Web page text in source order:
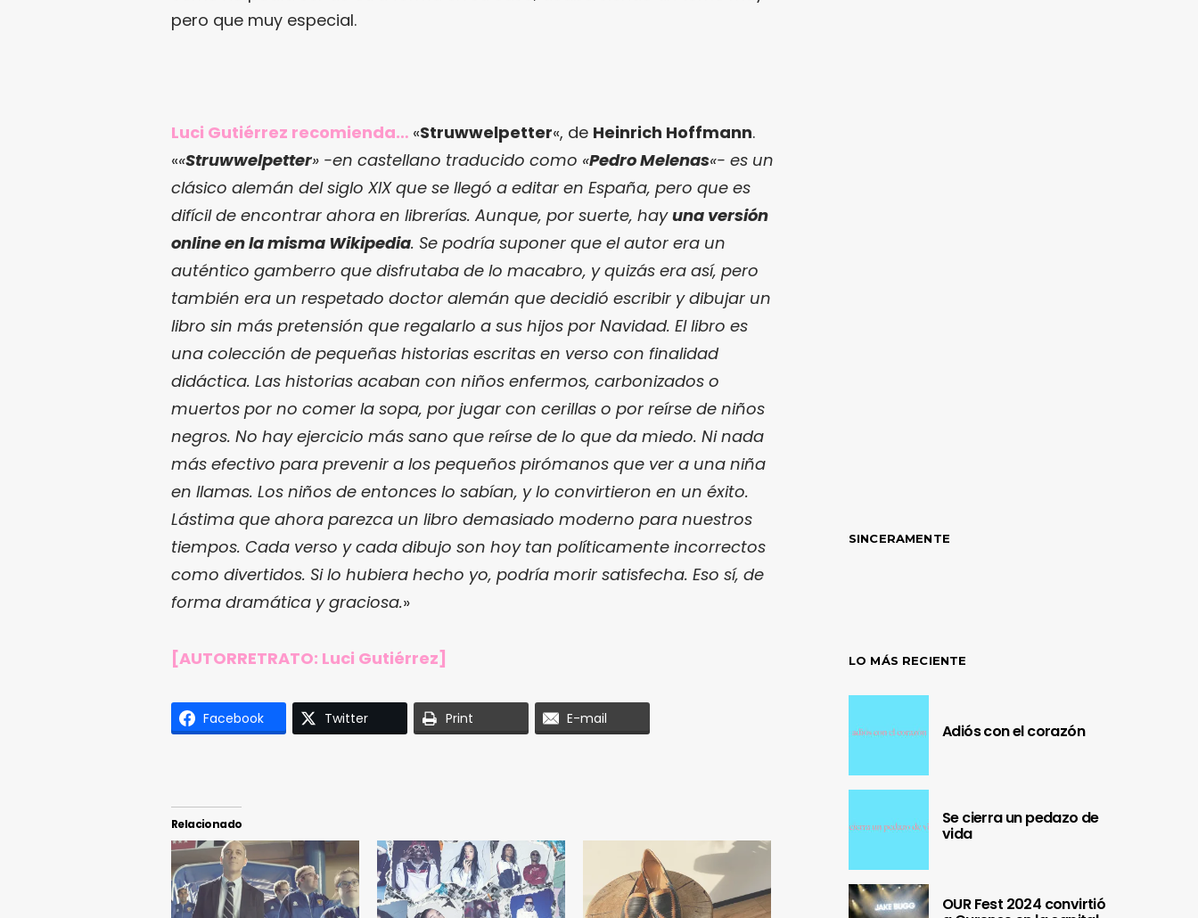
pero que muy especial.
Luci Gutiérrez recomienda… «Struwwelpetter«, de Heinrich Hoffmann.
««Struwwelpetter» -en castellano traducido como «Pedro Melenas«- es un
clásico alemán del siglo XIX que se llegó a editar en España, pero que es
difícil de encontrar ahora en librerías. Aunque, por suerte, hayuna versión
online en la misma Wikipedia. Se podría suponer que el autor era un
auténtico gamberro que disfrutaba de lo macabro, y quizás era así, pero
también era un respetado doctor alemán que decidió escribir y dibujar un
libro sin más pretensión que regalarlo a sus hijos por Navidad. El libro es
una colección de pequeñas historias escritas en verso con finalidad
didáctica. Las historias acaban con niños enfermos, carbonizados o
muertos por no comer la sopa, por jugar con cerillas o por reírse de niños
negros. No hay ejercicio más sano que reírse de lo que da miedo. Ni nada
más efectivo para prevenir a los pequeños pirómanos que ver a una niña
en llamas. Los niños de entonces lo sabían, y lo convirtieron en un éxito.
Lástima que ahora parezca un libro demasiado moderno para nuestros
tiempos. Cada verso y cada dibujo son hoy tan políticamente incorrectos
como divertidos. Si lo hubiera hecho yo, podría morir satisfecha. Eso sí, de
forma dramática y graciosa.»
[AUTORRETRATO: Luci Gutiérrez]
Facebook Twitter Print E-mail
Relacionado
SINCERAMENTE
LO MÁS RECIENTE
Adiós con el corazón
Se cierra un pedazo de
vida
OUR Fest 2024 convirtió